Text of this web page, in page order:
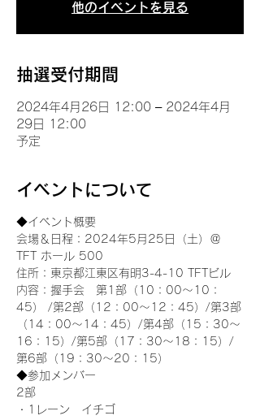
他のイベントを見る
抽選受付期間
2024年4月26日 12:00 – 2024年4月
29日 12:00
予定
イベントについて
◆イベント概要
会場＆日程：2024年5月25日（土）＠
TFT ホール 500
住所：東京都江東区有明3-4-10 TFTビル
内容：握手会　第1部（10：00～10：
45） /第2部（12：00～12：45）/第3部
（14：00～14：45）/第4部（15：30～
16：15）/第5部（17：30～18：15）/
第6部（19：30～20：15）
◆参加メンバー
2部
・1レーン　イチゴ